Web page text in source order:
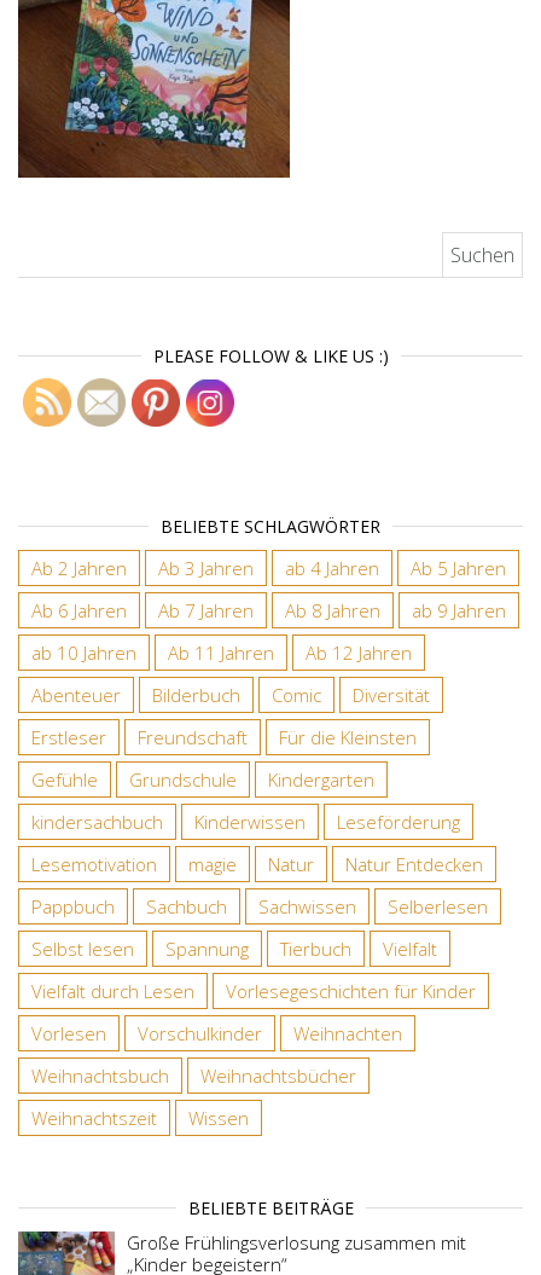
PLEASE FOLLOW & LIKE US :)
BELIEBTE SCHLAGWÖRTER
Ab 2 Jahren Ab 3 Jahren ab 4 Jahren
Ab 5 Jahren
Ab 6 Jahren
Ab 7 Jahren Ab 8 Jahren
ab 9 Jahren
ab 10 Jahren
Ab 11 Jahren
Ab 12 Jahren
Abenteuer
Bilderbuch Comic
Diversität
Erstleser
Freundschaft
Für die Kleinsten
Gefühle
Grundschule
Kindergarten
kindersachbuch
Kinderwissen
Leseförderung
Lesemotivation
magie Natur
Natur Entdecken
Pappbuch
Sachbuch Sachwissen
Selberlesen
Selbst lesen
Spannung Tierbuch
Vielfalt
Vielfalt durch Lesen
Vorlesegeschichten für Kinder
Vorlesen
Vorschulkinder
Weihnachten
Weihnachtsbuch
Weihnachtsbücher
Weihnachtszeit
Wissen
BELIEBTE BEITRÄGE
Große Frühlingsverlosung zusammen mit
„Kinder begeistern“